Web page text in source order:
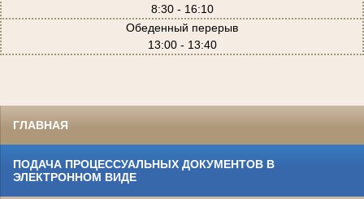
8:30 - 16:10
Обеденный перерыв
13:00 - 13:40
ГЛАВНАЯ
ПОДАЧА ПРОЦЕССУАЛЬНЫХ ДОКУМЕНТОВ В
ЭЛЕКТРОННОМ ВИДЕ